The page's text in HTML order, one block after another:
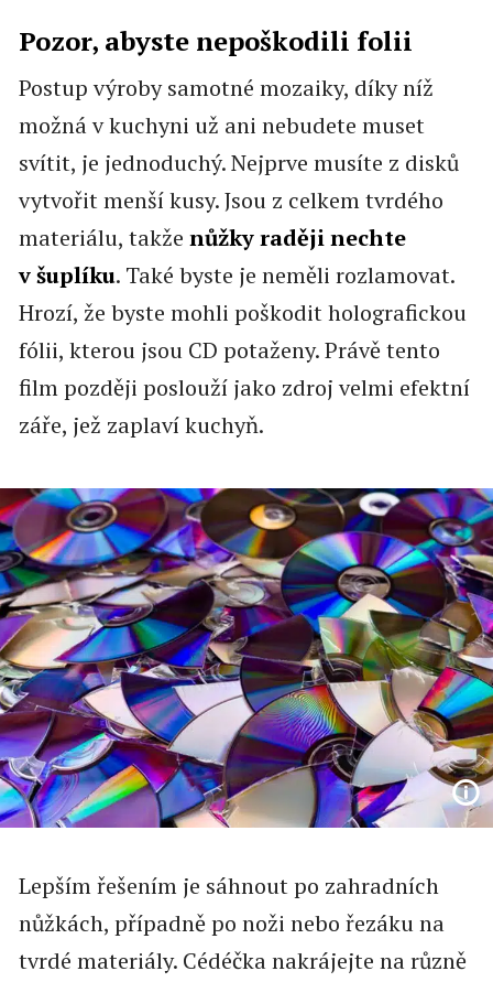
Pozor, abyste nepoškodili folii
Postup výroby samotné mozaiky, díky níž
možná v kuchyni už ani nebudete muset
svítit, je jednoduchý. Nejprve musíte z disků
vytvořit menší kusy. Jsou z celkem tvrdého
materiálu, takže nůžky raději nechte
v šuplíku. Také byste je neměli rozlamovat.
Hrozí, že byste mohli poškodit holografickou
fólii, kterou jsou CD potaženy. Právě tento
film později poslouží jako zdroj velmi efektní
záře, jež zaplaví kuchyň.
Lepším řešením je sáhnout po zahradních
nůžkách, případně po noži nebo řezáku na
tvrdé materiály. Cédéčka nakrájejte na různě